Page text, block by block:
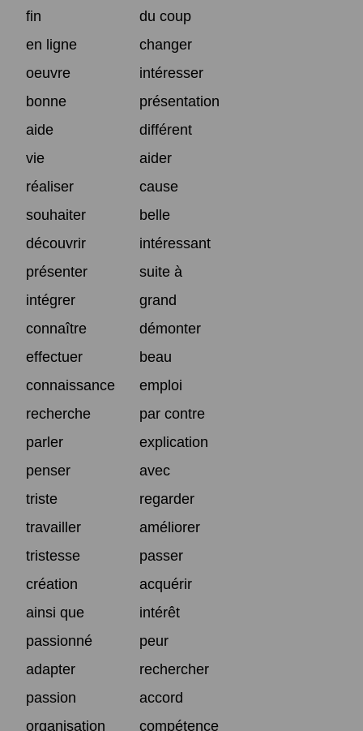
fin
du coup
en ligne
changer
oeuvre
intéresser
bonne
présentation
aide
différent
vie
aider
réaliser
cause
souhaiter
belle
découvrir
intéressant
présenter
suite à
intégrer
grand
connaître
démonter
effectuer
beau
connaissance
emploi
recherche
par contre
parler
explication
penser
avec
triste
regarder
travailler
améliorer
tristesse
passer
création
acquérir
ainsi que
intérêt
passionné
peur
adapter
rechercher
passion
accord
organisation
compétence